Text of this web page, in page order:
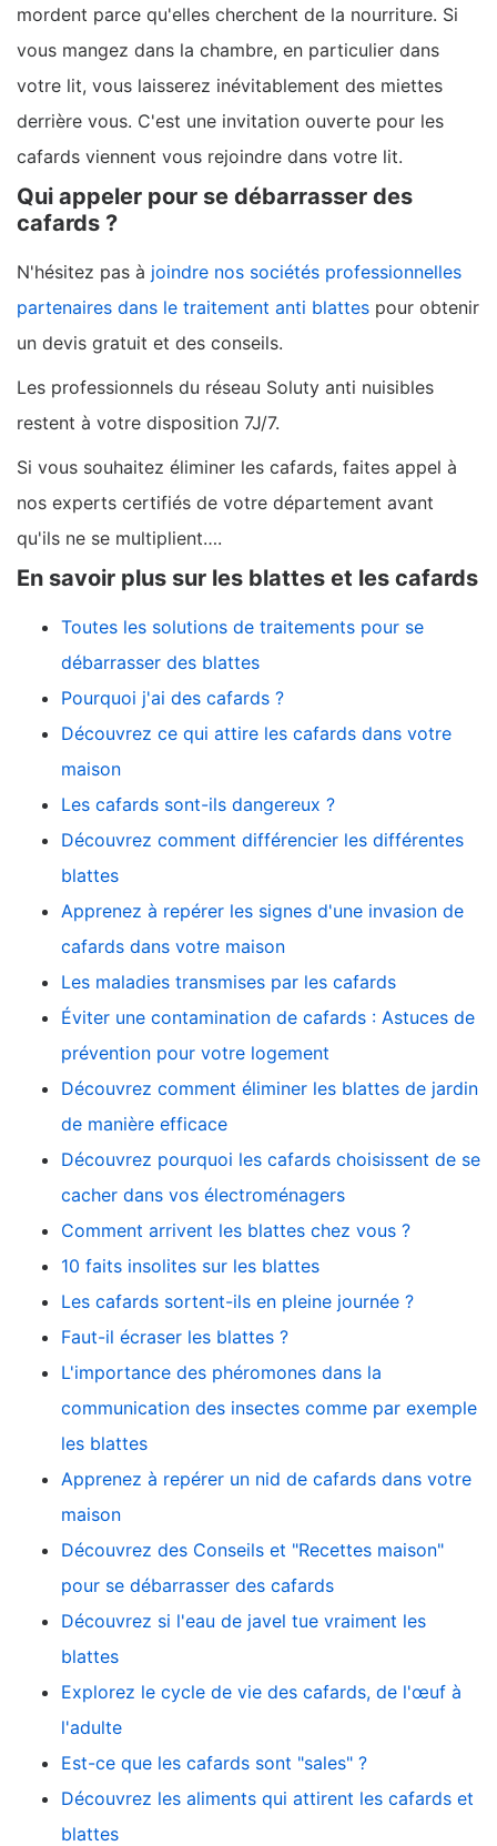
mordent parce qu'elles cherchent de la nourriture. Si
vous mangez dans la chambre, en particulier dans
votre lit, vous laisserez inévitablement des miettes
derrière vous. C'est une invitation ouverte pour les
cafards viennent vous rejoindre dans votre lit.
Qui appeler pour se débarrasser des
cafards ?
N'hésitez pas à joindre nos sociétés professionnelles
partenaires dans le traitement anti blattes pour obtenir
un devis gratuit et des conseils.
Les professionnels du réseau Soluty anti nuisibles
restent à votre disposition 7J/7.
Si vous souhaitez éliminer les cafards, faites appel à
nos experts certifiés de votre département avant
qu'ils ne se multiplient….
En savoir plus sur les blattes et les cafards
Toutes les solutions de traitements pour se
débarrasser des blattes
Pourquoi j'ai des cafards ?
Découvrez ce qui attire les cafards dans votre
maison
Les cafards sont-ils dangereux ?
Découvrez comment différencier les différentes
blattes
Apprenez à repérer les signes d'une invasion de
cafards dans votre maison
Les maladies transmises par les cafards
Éviter une contamination de cafards : Astuces de
prévention pour votre logement
Découvrez comment éliminer les blattes de jardin
de manière efficace
Découvrez pourquoi les cafards choisissent de se
cacher dans vos électroménagers
Comment arrivent les blattes chez vous ?
10 faits insolites sur les blattes
Les cafards sortent-ils en pleine journée ?
Faut-il écraser les blattes ?
L'importance des phéromones dans la
communication des insectes comme par exemple
les blattes
Apprenez à repérer un nid de cafards dans votre
maison
Découvrez des Conseils et "Recettes maison"
pour se débarrasser des cafards
Découvrez si l'eau de javel tue vraiment les
blattes
Explorez le cycle de vie des cafards, de l'œuf à
l'adulte
Est-ce que les cafards sont "sales" ?
Découvrez les aliments qui attirent les cafards et
blattes